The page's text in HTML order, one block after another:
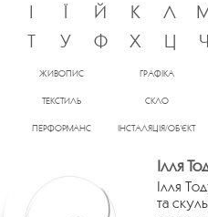
І
Ї Й К Л
Т
У Ф Х Ц Ч
ЖИВОПИС ГРАФІКА
ТЕКСТИЛЬ СКЛО
ПЕРФОРМАНС ІНСТАЛЯЦІЯ/ОБ’ЄКТ
Ілля
Ілля
та